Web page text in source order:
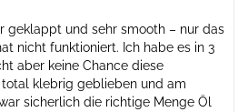
geklappt und sehr smooth – nur das
nicht funktioniert. Ich habe es in 3
aber keine Chance diese
klebrig geblieben und am
sicherlich die richtige Menge Öl